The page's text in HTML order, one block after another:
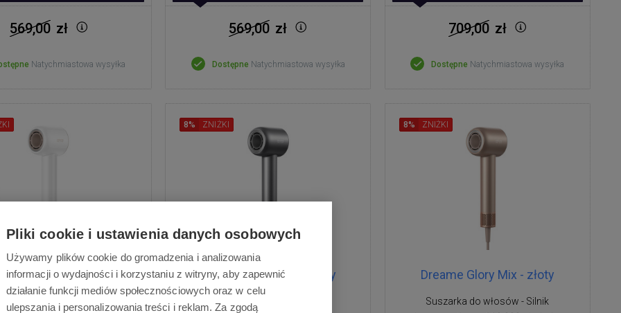
569,00 zł
Natychmiastowa wysyłka
569,00 zł
Dostępne Natychmiastowa wysyłka
709,00 zł
Dostępne Natychmiastowa wysyłka
Glory Mix - biały
do włosów - Silnik
Dreame Glory Mix - szary
Suszarka do włosów - Silnik
8% ZNIŻKI
Dreame Glory Mix - złoty
Suszarka do włosów - Silnik
8% ZNIŻKI
Pliki cookie i ustawienia danych osobowych
Używamy plików cookie do gromadzenia i analizowania
informacji o wydajności i korzystaniu z witryny, aby zapewnić
działanie funkcji mediów społecznościowych oraz w celu
ulepszania i personalizowania treści i reklam. Za zgodą